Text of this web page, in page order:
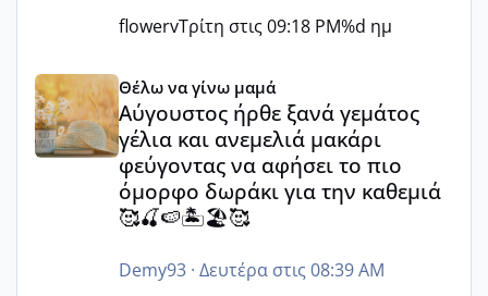
flowervΤρίτη στις 09:18 PM%d ημ
Αύγουστος ήρθε ξανά γεμάτος γέλια και ανεμελιά
Θέλω να γίνω μαμά
Αύγουστος ήρθε ξανά γεμάτος
γέλια και ανεμελιά μακάρι
φεύγοντας να αφήσει το πιο
όμορφο δωράκι για την καθεμιά
🥰🍒🍉🏝️🏖️🥰
Demy93· Δευτέρα στις 08:39 AM